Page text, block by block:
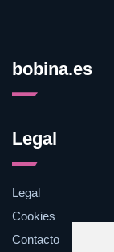
bobina.es
Legal
Legal
Cookies
Contacto